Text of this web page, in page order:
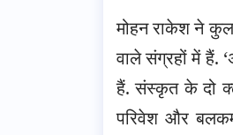
मोहन राकेश ने कुल
वाले संग्रहों में
हैं. संस्कृत के दो
परिवेश और